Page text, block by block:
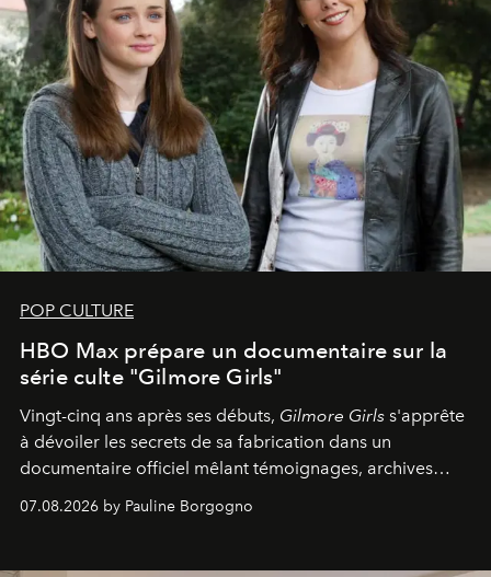
POP CULTURE
HBO Max prépare un documentaire sur la
série culte "Gilmore Girls"
Vingt-cinq ans après ses débuts, Gilmore Girls s'apprête
à dévoiler les secrets de sa fabrication dans un
documentaire officiel mêlant témoignages, archives
générationnel.
07.08.2026 by Pauline Borgogno